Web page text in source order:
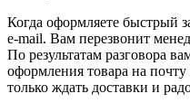
Когда оформляете быстрый
e-mail. Вам перезвонит
По результатам разговора
оформления товара на
только ждать доставки и